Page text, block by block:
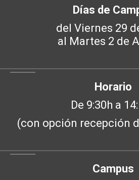
Días de
del Viernes 29
al Martes 2 de
Horario
De 9:30h a
(con opción recepción
Campus